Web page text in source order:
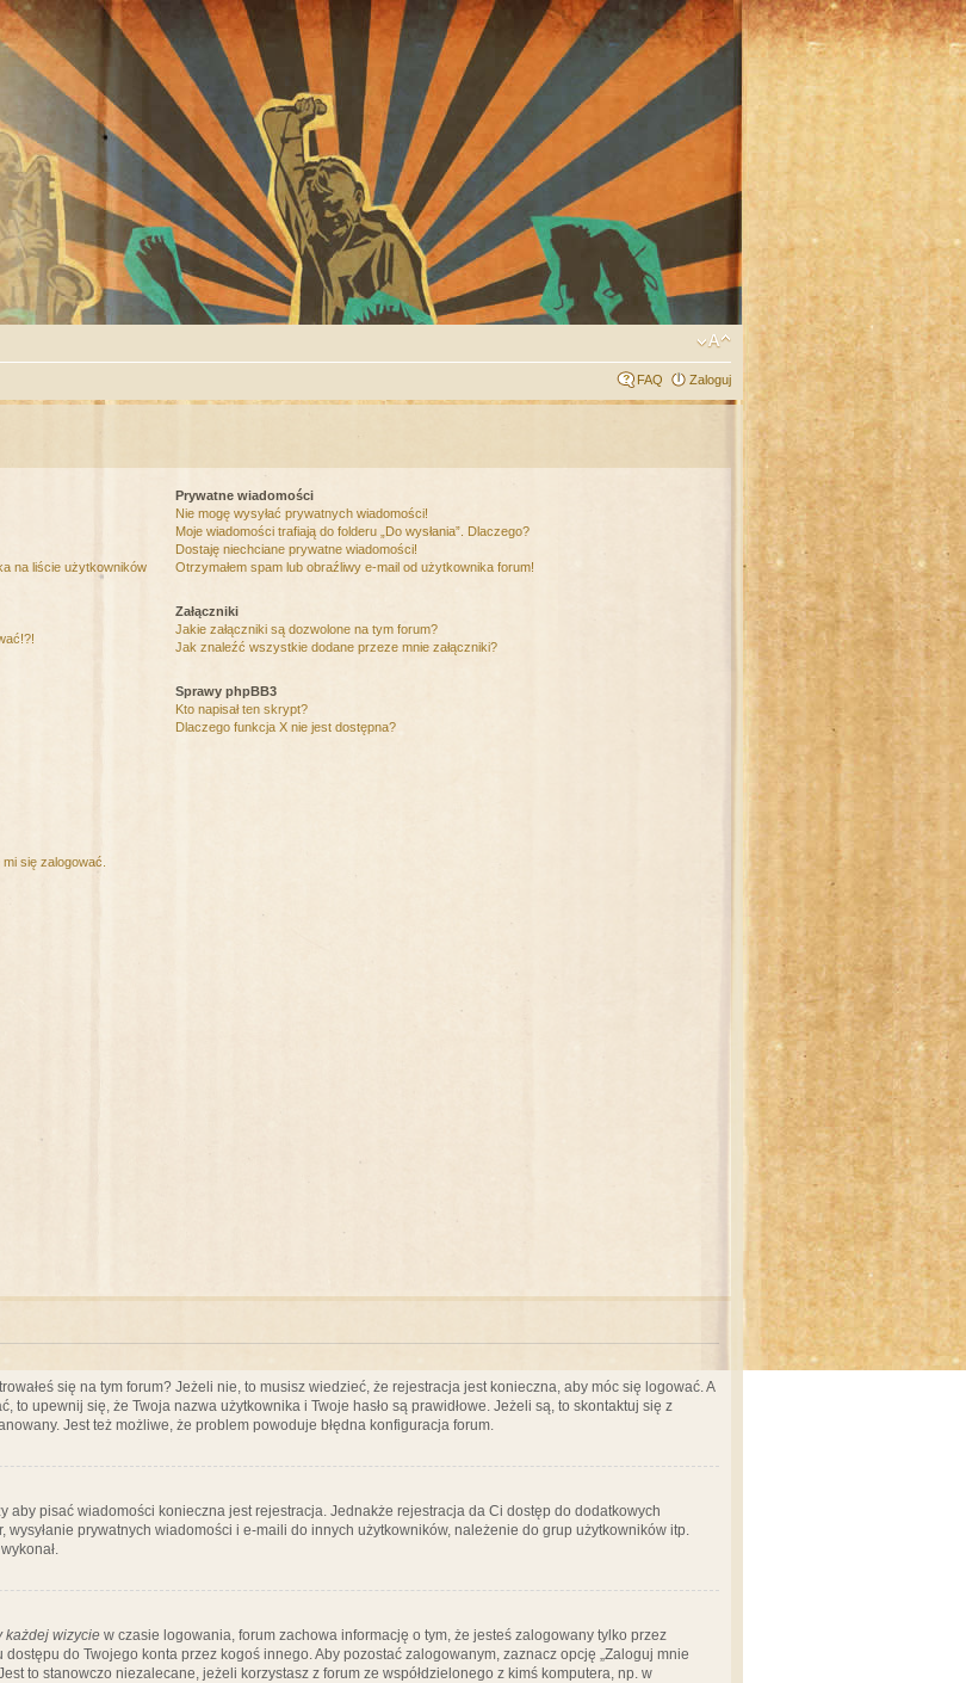
FAQ Zaloguj
na liście użytkowników
się zalogować.
Prywatne wiadomości
Nie mogę wysyłać prywatnych wiadomości!
Moje wiadomości trafiają do folderu „Do wysłania”. Dlaczego?
Dostaję niechciane prywatne wiadomości!
Otrzymałem spam lub obraźliwy e-mail od użytkownika forum!
Załączniki
Jakie załączniki są dozwolone na tym forum?
Jak znaleźć wszystkie dodane przeze mnie załączniki?
Sprawy phpBB3
Kto napisał ten skrypt?
Dlaczego funkcja X nie jest dostępna?
się na tym forum? Jeżeli nie, to musisz wiedzieć, że rejestracja jest konieczna, aby móc się logować. A
to upewnij się, że Twoja nazwa użytkownika i Twoje hasło są prawidłowe. Jeżeli są, to skontaktuj się z
Jest też możliwe, że problem powoduje błędna konfiguracja forum.
aby pisać wiadomości konieczna jest rejestracja. Jednakże rejestracja da Ci dostęp do dodatkowych
prywatnych wiadomości i e-maili do innych użytkowników, należenie do grup użytkowników itp.
każdej wizycie w czasie logowania, forum zachowa informację o tym, że jesteś zalogowany tylko przez
do Twojego konta przez kogoś innego. Aby pozostać zalogowanym, zaznacz opcję „Zaloguj mnie
to stanowczo niezalecane, jeżeli korzystasz z forum ze współdzielonego z kimś komputera, np. w